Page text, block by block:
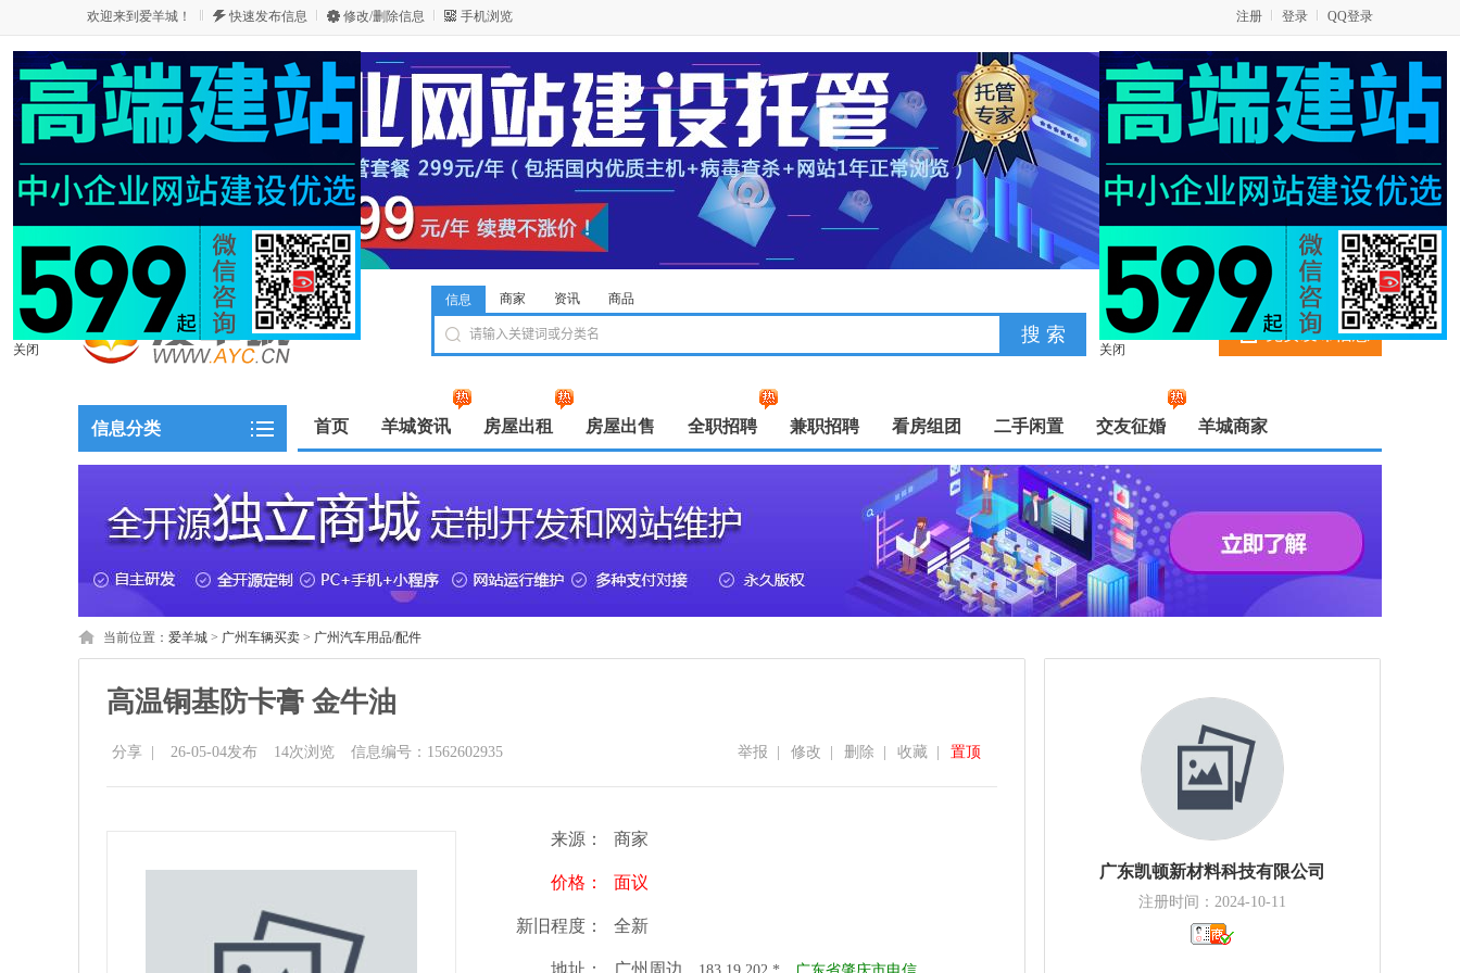
欢迎来到爱羊城！ 快速发布信息 修改/删除信息 手机浏览 QQ登录
登录
注册
免费发布信息
信息 商家 资讯 商品
信息分类 首页 羊城资讯 房屋出租 房屋出售 全职招聘 兼职招聘 看房组团 二手闲置 交友征婚 羊城商家
当前位置： 爱羊城 > 广州车辆买卖 > 广州汽车用品/配件
高温铜基防卡膏 金牛油
分享 26-05-04发布 14次浏览 信息编号：1562602935 置顶
收藏
删除
修改
举报
来源： 商家
价格： 面议
新旧程度： 全新
地址： 广州周边
广东凯顿新材料科技有限公司
注册时间：2024-10-11
关闭 关闭